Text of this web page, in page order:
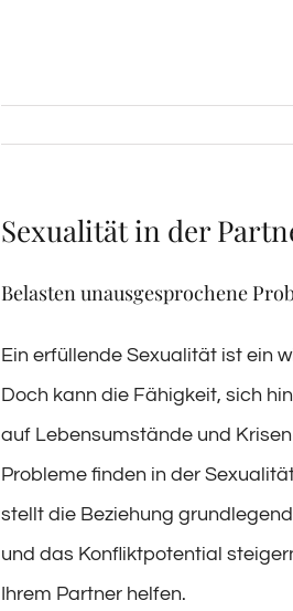
Sexualität in der
Belasten unausgesprochene
Ein erfüllende Sexualität ist ein
Doch kann die Fähigkeit, sich
auf Lebensumstände und
Probleme finden in der
stellt die Beziehung
und das Konfliktpotential
Ihrem Partner helfen.